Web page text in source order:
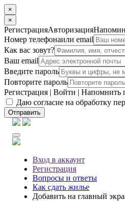
×
×
РегистрацияАвторизация
Номер телефонаили email
Как вас зовут?
Ваш email
Введите пароль
Повторите пароль
Регистрация | Войти | Напомнить
Даю согласие на обработку
Отправить
Вход в аккаунт
Регистрация
Вопросы и ответы
Как сдать жилье
Добавить на главный